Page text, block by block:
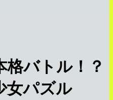
バトル！？
女パズル